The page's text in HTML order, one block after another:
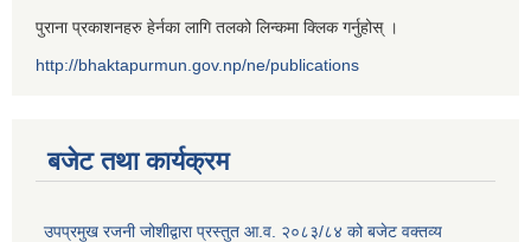
पुराना प्रकाशनहरु हेर्नका लागि तलको लिन्कमा क्लिक गर्नुहोस् ।
http://bhaktapurmun.gov.np/ne/publications
बजेट तथा कार्यक्रम
उपप्रमुख रजनी जोशीद्वारा प्रस्तुत आ.व. २०८३/८४ को बजेट वक्तव्य